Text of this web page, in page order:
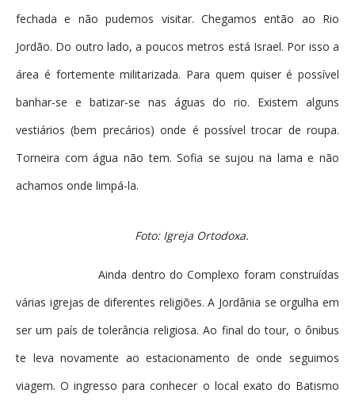
fechada e não pudemos visitar. Chegamos então ao Rio
Jordão. Do outro lado, a poucos metros está Israel. Por isso a
área é fortemente militarizada. Para quem quiser é possível
banhar-se e batizar-se nas águas do rio. Existem alguns
vestiários (bem precários) onde é possível trocar de roupa.
Torneira com água não tem. Sofia se sujou na lama e não
achamos onde limpá-la.
Foto: Igreja Ortodoxa.
Ainda dentro do Complexo foram construídas
várias igrejas de diferentes religiões. A Jordânia se orgulha em
ser um país de tolerância religiosa. Ao final do tour, o ônibus
te leva novamente ao estacionamento de onde seguimos
viagem. O ingresso para conhecer o local exato do Batismo